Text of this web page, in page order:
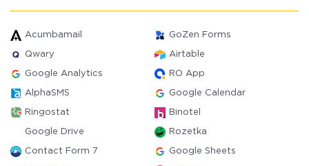
Acumbamail GoZen Forms
Qwary Airtable
Google Analytics RO App
AlphaSMS Google Calendar
Ringostat Binotel
Google Drive Rozetka
Contact Form 7 Google Sheets